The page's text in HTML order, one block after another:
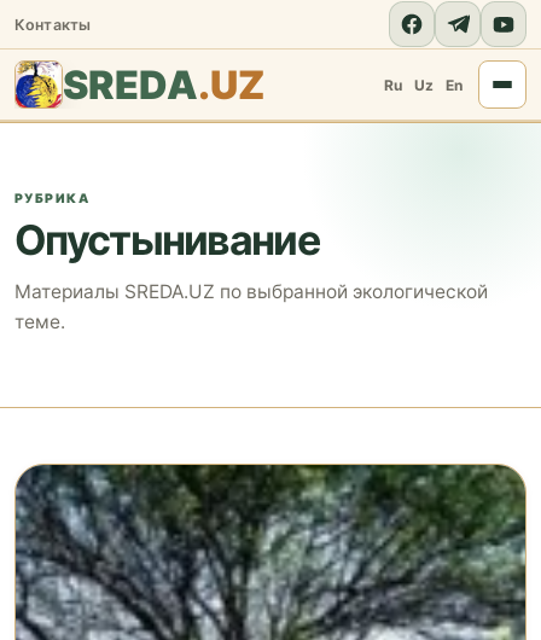
Контакты
SREDA.UZ Ru Uz En
РУБРИКА
Опустынивание
Материалы SREDA.UZ по выбранной экологической
теме.